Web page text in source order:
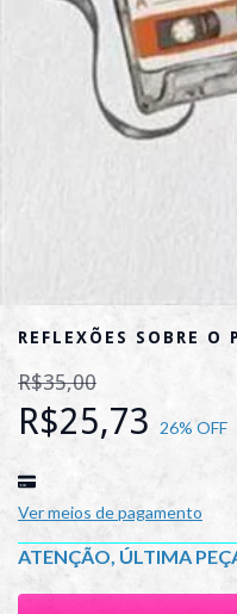
REFLEXÕES SOBRE O
R$35,00
R$25,73 26% OFF
Ver meios de pagamento
ATENÇÃO, ÚLTIMA